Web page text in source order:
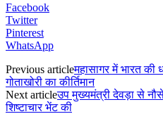
Facebook
Twitter
Pinterest
WhatsApp
Previous articleमहासागर में भारत की
गोताखोरी का कीर्तिमान
Next articleउप मुख्यमंत्री देवड़ा से
शिष्टाचार भेंट की